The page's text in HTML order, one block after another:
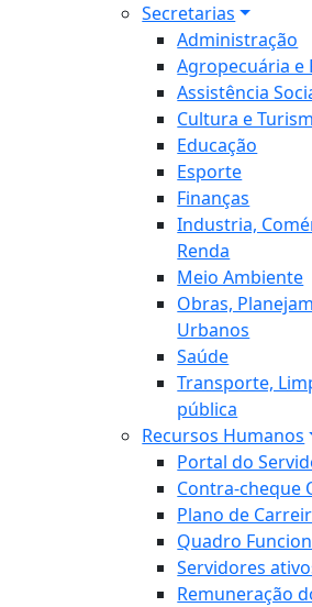
Secretarias
Administração
Agropecuária e
Assistência
Cultura e
Educação
Esporte
Finanças
Industria,
Renda
Meio Ambiente
Obras,
Urbanos
Saúde
Transporte,
pública
Recursos Humanos
Portal do
Contra-cheque
Plano de
Quadro
Servidores
Remuneração